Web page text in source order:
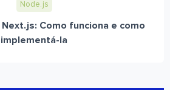
Node.js
Como funciona e como
implementá-la